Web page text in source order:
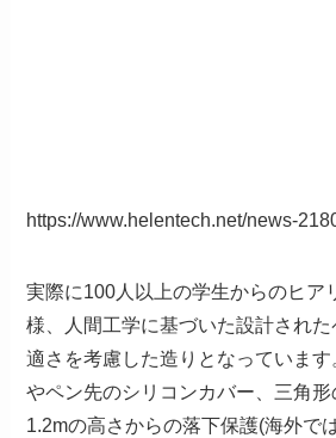
https://www.helentech.net/news-
実際に100人以上の学生からのヒア
様、人間工学に基づいた設計され
適さを考慮した造りとなっていま
やペン先のシリコンカバー、三角形
1.2mの高さからの落下保護(海外で